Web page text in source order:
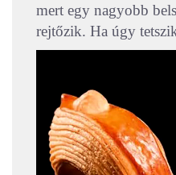
mert egy nagyobb
rejtőzik. Ha úgy